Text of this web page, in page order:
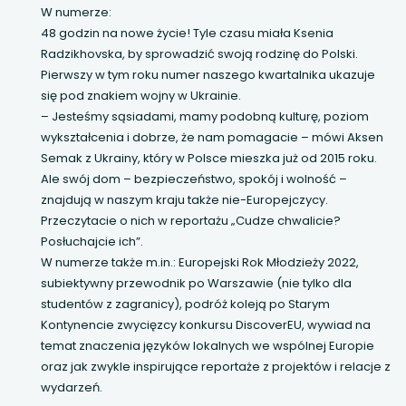
uwaga, link otwiera się w nowej karcie
uwaga, link otwiera się w nowej karcie
uwaga, link otwiera się w nowej karcie
uwaga, link otwiera się w nowej karcie
uwaga, link otwiera się w nowej karcie
W numerze:
48 godzin na nowe życie! Tyle czasu miała Ksenia
Radzikhovska, by sprowadzić swoją rodzinę do Polski.
Pierwszy w tym roku numer naszego kwartalnika ukazuje
się pod znakiem wojny w Ukrainie.
– Jesteśmy sąsiadami, mamy podobną kulturę, poziom
wykształcenia i dobrze, że nam pomagacie – mówi Aksen
Semak z Ukrainy, który w Polsce mieszka już od 2015 roku.
Ale swój dom – bezpieczeństwo, spokój i wolność –
znajdują w naszym kraju także nie-Europejczycy.
Przeczytacie o nich w reportażu „Cudze chwalicie?
Posłuchajcie ich”.
W numerze także m.in.: Europejski Rok Młodzieży 2022,
subiektywny przewodnik po Warszawie (nie tylko dla
studentów z zagranicy), podróż koleją po Starym
Kontynencie zwycięzcy konkursu DiscoverEU, wywiad na
temat znaczenia języków lokalnych we wspólnej Europie
oraz jak zwykle inspirujące reportaże z projektów i relacje z
wydarzeń.